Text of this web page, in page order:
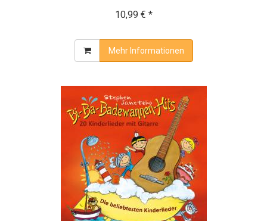
10,99 € *
Mehr Informationen